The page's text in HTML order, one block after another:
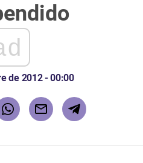
de 2012 - 00:00